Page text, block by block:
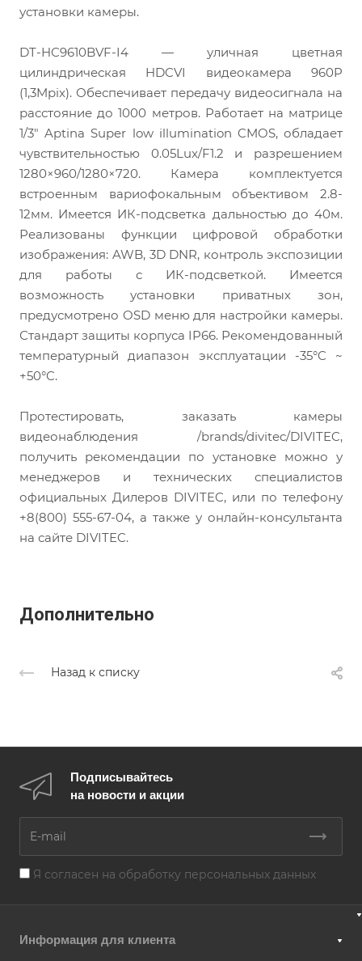
установки камеры.
DT-HC9610BVF-I4 — уличная цветная
цилиндрическая HDCVI видеокамера 960P
(1,3Mpix). Обеспечивает передачу видеосигнала на
расстояние до 1000 метров. Работает на матрице
1/3″ Aptina Super low illumination CMOS, обладает
чувствительностью 0.05Lux/F1.2 и разрешением
1280×960/1280×720. Камера комплектуется
встроенным вариофокальным объективом 2.8-
12мм. Имеется ИК-подсветка дальностью до 40м.
Реализованы функции цифровой обработки
изображения: AWB, 3D DNR, контроль экспозиции
для работы с ИК-подсветкой. Имеется
возможность установки приватных зон,
предусмотрено OSD меню для настройки камеры.
Стандарт защиты корпуса IP66. Рекомендованный
температурный диапазон эксплуатации -35°C ~
+50°C.
Протестировать, заказать камеры
видеонаблюдения /brands/divitec/DIVITEC,
получить рекомендации по установке можно у
менеджеров и технических специалистов
официальных Дилеров DIVITEC, или по телефону
+8(800) 555-67-04, а также у онлайн-консультанта
на сайте DIVITEC.
Дополнительно
Назад к списку
Подписывайтесь
на новости и акции
Я согласен на обработку персональных данных
Информация для клиента